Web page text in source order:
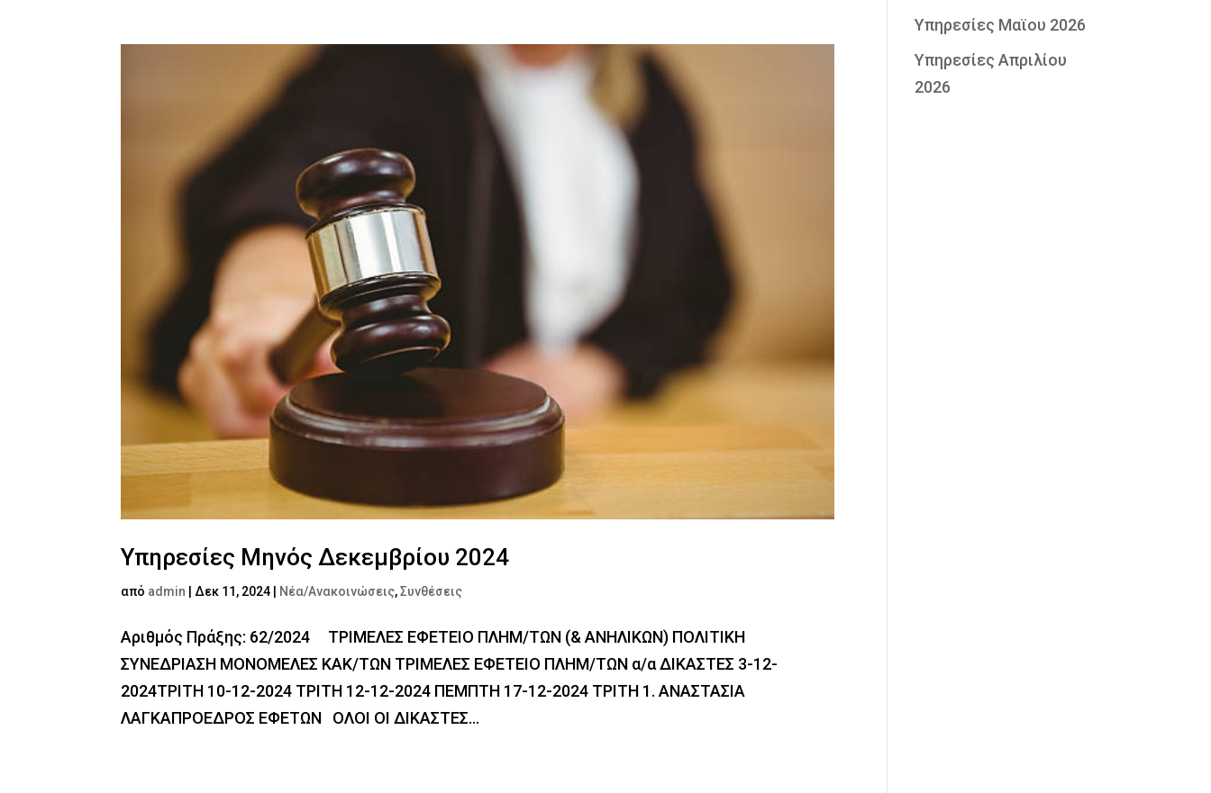
Υπηρεσίες Μηνός Δεκεμβρίου 2024
από admin |Δεκ 11, 2024 Νέα/Ανακοινώσεις,Συνθέσεις
Αριθμός Πράξης: 62/2024 ΤΡΙΜΕΛΕΣ ΕΦΕΤΕΙΟ ΠΛΗΜ/ΤΩΝ (& ΑΝΗΛΙΚΩΝ) ΠΟΛΙΤΙΚΗ
ΣΥΝΕΔΡΙΑΣΗ ΜΟΝΟΜΕΛΕΣ ΚΑΚ/ΤΩΝ ΤΡΙΜΕΛΕΣ ΕΦΕΤΕΙΟ ΠΛΗΜ/ΤΩΝ α/α ΔΙΚΑΣΤΕΣ 3-12-
2024ΤΡΙΤΗ 10-12-2024 ΤΡΙΤΗ 12-12-2024 ΠΕΜΠΤΗ 17-12-2024 ΤΡΙΤΗ 1. ΑΝΑΣΤΑΣΙΑ
ΛΑΓΚΑΠΡΟΕΔΡΟΣ ΕΦΕΤΩΝ ΟΛΟΙ ΟΙ ΔΙΚΑΣΤΕΣ...
Υπηρεσίες Μαϊου 2026
Υπηρεσίες Απριλίου
2026